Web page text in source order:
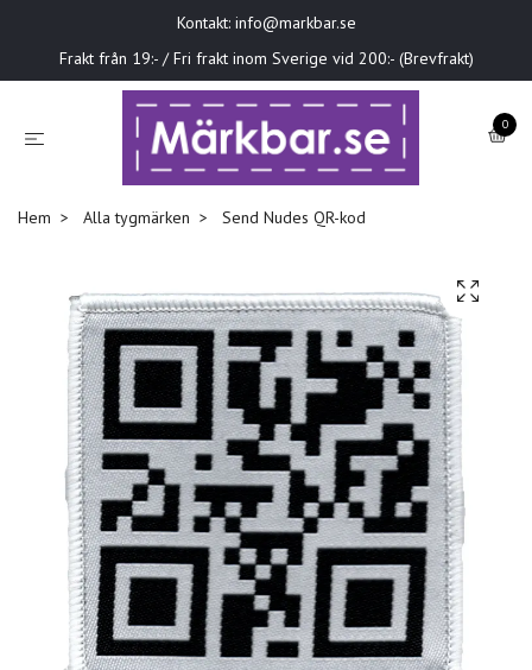
Kontakt: info@markbar.se
Frakt från 19:- / Fri frakt inom Sverige vid 200:- (Brevfrakt)
0
Hem Alla tygmärken Send Nudes QR-kod